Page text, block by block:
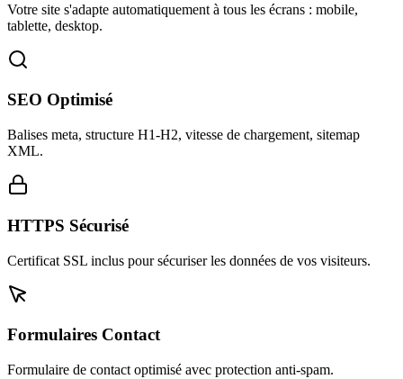
Votre site s'adapte automatiquement à tous les écrans : mobile,
tablette, desktop.
SEO Optimisé
Balises meta, structure H1-H2, vitesse de chargement, sitemap
XML.
HTTPS Sécurisé
Certificat SSL inclus pour sécuriser les données de vos visiteurs.
Formulaires Contact
Formulaire de contact optimisé avec protection anti-spam.